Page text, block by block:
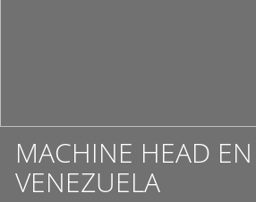
MACHINE HEAD EN
VENEZUELA